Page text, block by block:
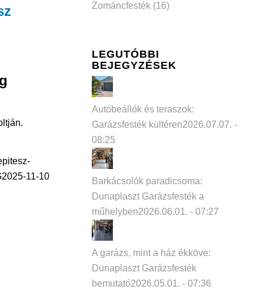
2025-11-10
Zománcfesték(16)
LEGUTÓBBI
BEJEGYZÉSEK
Autóbeállók és teraszok:
Garázsfesték kültéren2026.07.07. -
08:25
Barkácsolók paradicsoma:
Dunaplaszt Garázsfesték a
műhelyben2026.06.01. - 07:27
A garázs, mint a ház ékköve:
Dunaplaszt Garázsfesték
bemutató2026.05.01. - 07:36